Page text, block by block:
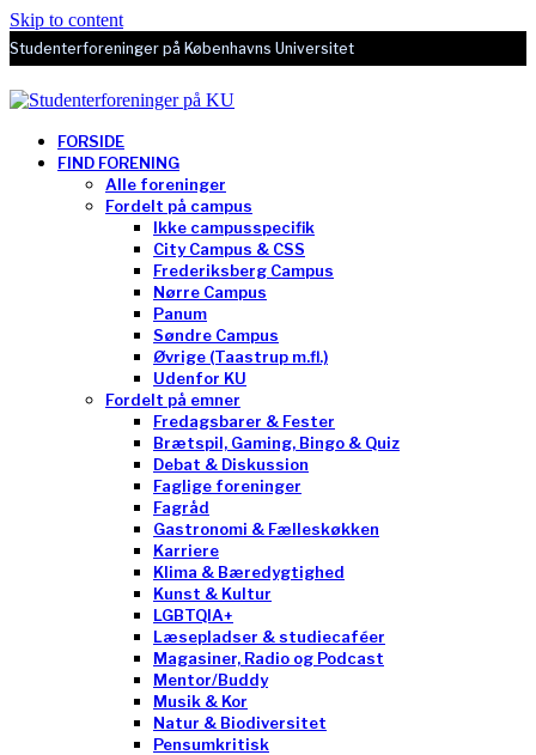
Skip to content
Studenterforeninger på Københavns Universitet
FORSIDE
FIND FORENING
Alle foreninger
Fordelt på campus
Ikke campusspecifik
City Campus & CSS
Frederiksberg Campus
Nørre Campus
Panum
Søndre Campus
Øvrige (Taastrup m.fl.)
Udenfor KU
Fordelt på emner
Fredagsbarer & Fester
Brætspil, Gaming, Bingo & Quiz
Debat & Diskussion
Faglige foreninger
Fagråd
Gastronomi & Fælleskøkken
Karriere
Klima & Bæredygtighed
Kunst & Kultur
LGBTQIA+
Læsepladser & studiecaféer
Magasiner, Radio og Podcast
Mentor/Buddy
Musik & Kor
Natur & Biodiversitet
Pensumkritisk